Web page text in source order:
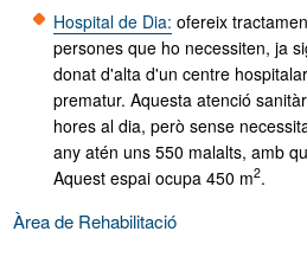
Hospital de Dia: ofereix
persones que ho necessiten, ja
donat d'alta d'un centre
prematur. Aquesta atenció
hores al dia, però sense
any atén uns 550 malalts, amb
Aquest espai ocupa 450 m2.
Àrea de Rehabilitació